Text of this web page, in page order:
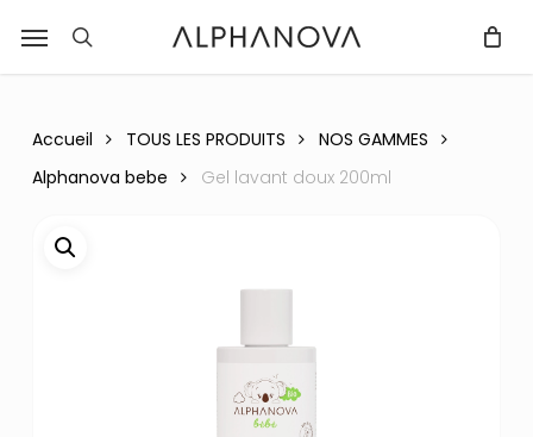
main
recherche
Menu
Fermer
Accueil TOUS LES PRODUITS
NOS GAMMES
Alphanova bebe
Gel lavant doux 200ml